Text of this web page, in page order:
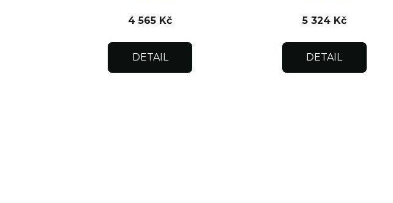
4 565 Kč
DETAIL
5 324 Kč
DETAIL